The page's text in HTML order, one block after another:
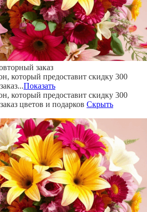
заказ
который предоставит скидку 300
Показать
который предоставит скидку 300
цветов и подарков Скрыть